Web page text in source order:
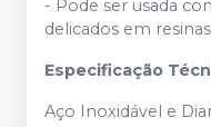
- Pode ser usada
delicados em
Especificação
Aço Inoxidável e